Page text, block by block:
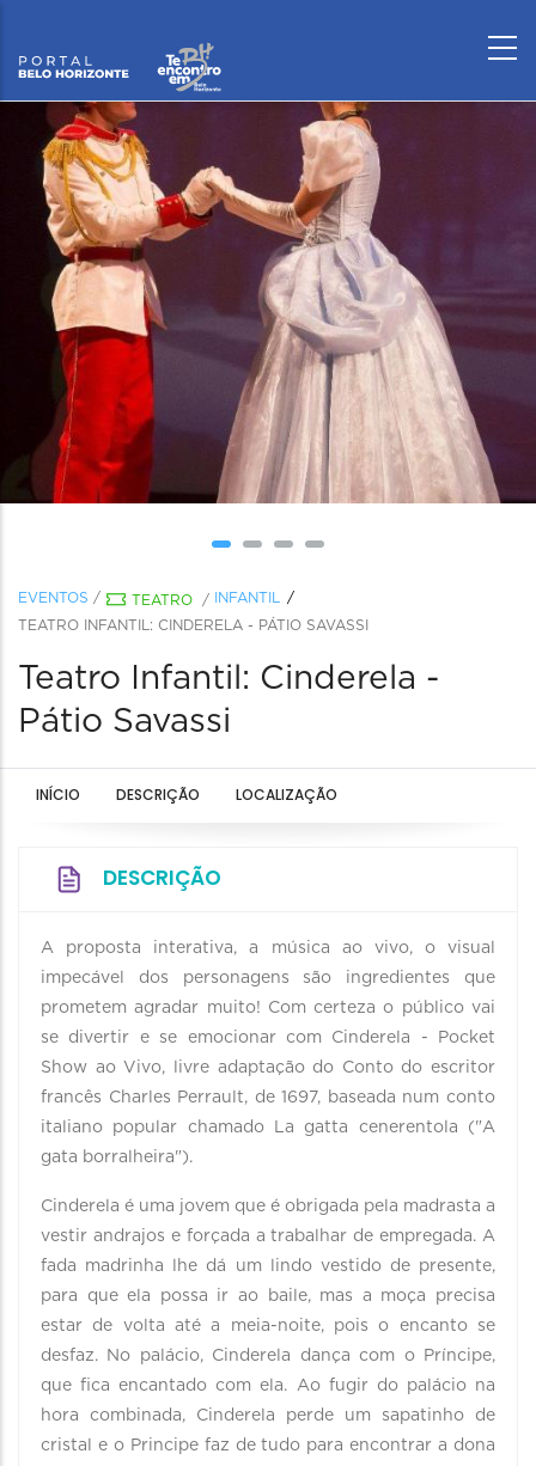
EVENTOS / TEATRO /
INFANTIL
TEATRO INFANTIL: CINDERELA - PÁTIO SAVASSI
Teatro Infantil: Cinderela -
Pátio Savassi
INÍCIO DESCRIÇÃO LOCALIZAÇÃO
DESCRIÇÃO
A proposta interativa, a música ao vivo, o visual
impecável dos personagens são ingredientes que
prometem agradar muito! Com certeza o público vai
se divertir e se emocionar com Cinderela - Pocket
Show ao Vivo, livre adaptação do Conto do escritor
francês Charles Perrault, de 1697, baseada num conto
italiano popular chamado La gatta cenerentola ("A
gata borralheira").
Cinderela é uma jovem que é obrigada pela madrasta a
vestir andrajos e forçada a trabalhar de empregada. A
fada madrinha lhe dá um lindo vestido de presente,
para que ela possa ir ao baile, mas a moça precisa
estar de volta até a meia-noite, pois o encanto se
desfaz. No palácio, Cinderela dança com o Príncipe,
que fica encantado com ela. Ao fugir do palácio na
hora combinada, Cinderela perde um sapatinho de
cristal e o Principe faz de tudo para encontrar a dona